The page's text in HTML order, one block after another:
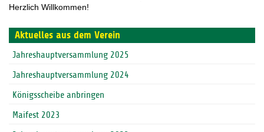
Herzlich Willkommen!
Aktuelles aus dem Verein
Jahreshauptversammlung 2025
Jahreshauptversammlung 2024
Königsscheibe anbringen
Maifest 2023